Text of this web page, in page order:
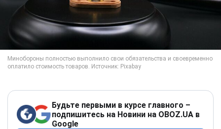
Будьте первыми в курсе главного –
подпишитесь на Новини на OBOZ.UA в
Google